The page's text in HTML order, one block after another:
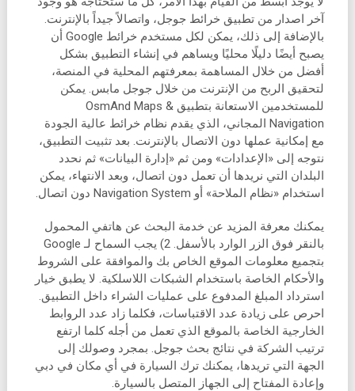
آخر اصدار من تطبيق خرائط جوجل، واتصالاً جيداً بالإنترنت.
بالإضافة إلى ذلك، يمكن لكل مستخدم خرائط Google أن
يصبح أيضًا دليلًا محليًا ويساهم في إنشاء التطبيق بشكل
أفضل من خلال المساهمة بمعرفتهم المحلية في المنصة،
لتحقيق الربح من الإنترنت من خلال جوجل مابس. يمكن
للمستخدمين الاستعانة بتطبيق OsmAnd Maps &
Navigation المجاني، الذي يقدم نظام خرائط عالية الجودة
مع إمكانية عملها دون الاتصال بالإنترنت. بعد تثبيت التطبيق،
نتوجه إلى «الإعدادات» ومن ثم «إدارة البيانات» ثم نحدد
البلدان التي نريدها أن تعمل دون اتصال، وبعد الانتهاء، يمكن
استخدام «نظام الملاحة» أو Navigation System دون اتصال.
يمكنك معرفة المزيد عن خدمة البحث عن هاتفي المحمول
بالنقر فوق الزر الوارد بالأسفل. 2) يجب السماح لـ Google
بتجميع معلومات الموقع الخاص بك والموافقة على الشروط
والأحكام الخاصة باستخدام الشبكات اللاسلكية. لا يطبق خيار
استرداد المبلغ المدفوع على عمليات الشراء داخل التطبيق.
احرص على زيادة عدد الاقتباسات، فكلما زاد عدد الروابط
الخارجية الخاصة بالموقع الذي تعمل من أجله كلما ارتفع
ترتيب الشركة في نتائج بحث جوجل. بمجرد وصولك إلى
الجهة التي تريدها، يمكنك ترك السيارة في أي مكان في دبي
وإعادة المفتاح إلى الجهاز المتصل بالسيارة.